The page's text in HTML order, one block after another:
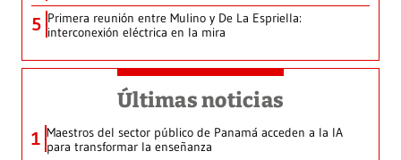
5 Primera reunión entre Mulino y De La Espriella:
interconexión eléctrica en la mira
Últimas noticias
1 Maestros del sector público de Panamá acceden a la IA
para transformar la enseñanza